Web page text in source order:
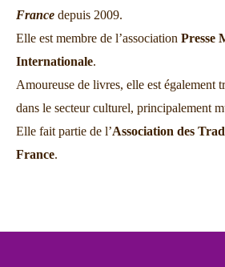
France depuis 2009.
Elle est membre de l’association Presse
Internationale.
Amoureuse de livres, elle est également
dans le secteur culturel, principalement
Elle fait partie de l’Association des
France.